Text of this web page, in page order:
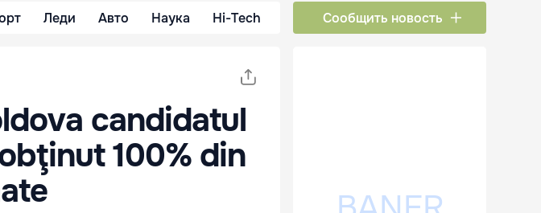
Леди Авто Наука Hi-Tech Сообщить новость
candidatul
100% din